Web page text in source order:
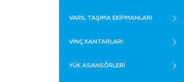
VARİL TAŞIMA EKİPMANLARI
VİNÇ KANTARLARI
YÜK ASANSÖRLERİ